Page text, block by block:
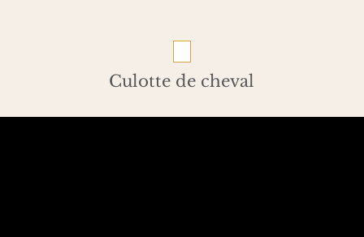
Culotte de cheval